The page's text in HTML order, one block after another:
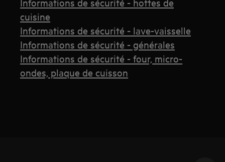
cuisine
Informations de sécurité - lave-vaisselle
Informations de sécurité - générales
Informations de sécurité - four, micro-
ondes, plaque de cuisson